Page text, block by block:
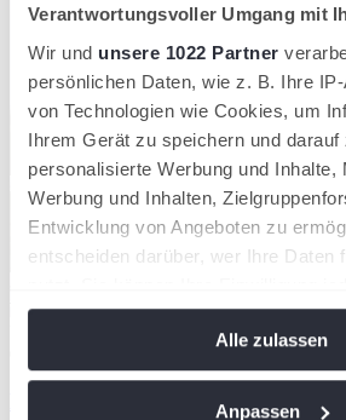
Verantwortungsvoller Umgang mit
Wir und unsere 1022 Partner
persönlichen Daten, wie z. B. Ihre
von Technologien wie Cookies, um
Ihrem Gerät zu speichern und
personalisierte Werbung und Inhalte,
Werbung und Inhalten,
Entwicklung von Angeboten zu
entscheiden darüber, wer Ihre Daten
Cookie-Erklärung oder durch
Trigger Symbol ändern oder widerrufen
Wenn Sie es erlauben, würden wir
Alle zulassen
Anpassen
Deutscher Tennis Bund trauert